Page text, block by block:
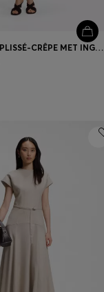
JURK VAN PLISSÉ-CRÊPE MET INGEKEEPTE HALSLIJN